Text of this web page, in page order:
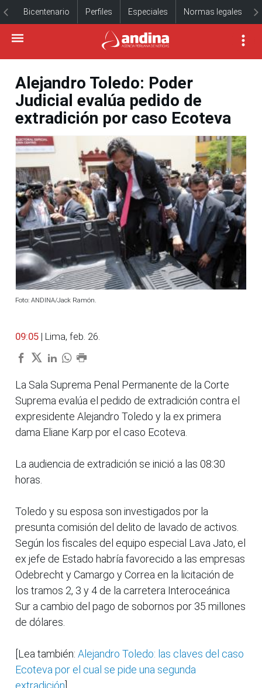
Bicentenario Perfiles Especiales Normas legales
Alejandro Toledo: Poder
Judicial evalúa pedido de
extradición por caso Ecoteva
Foto: ANDINA/Jack Ramón.
09:05 | Lima, feb. 26.
La Sala Suprema Penal Permanente de la Corte
Suprema evalúa el pedido de extradición contra el
expresidente Alejandro Toledo y la ex primera
dama Eliane Karp por el caso Ecoteva.
La audiencia de extradición se inició a las 08:30
horas.
Toledo y su esposa son investigados por la
presunta comisión del delito de lavado de activos.
Según los fiscales del equipo especial Lava Jato, el
ex jefe de Estado habría favorecido a las empresas
Odebrecht y Camargo y Correa en la licitación de
los tramos 2, 3 y 4 de la carretera Interoceánica
Sur a cambio del pago de sobornos por 35 millones
de dólares.
[Lea también: Alejandro Toledo: las claves del caso
Ecoteva por el cual se pide una segunda
extradición